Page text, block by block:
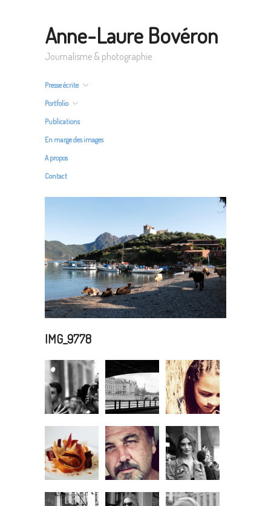
Anne-Laure Bovéron
Journalisme & photographie
Presse écrite
Portfolio
Publications
En marge des images
A propos
Contact
IMG_9778